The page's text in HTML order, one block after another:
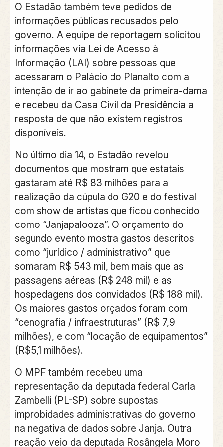
O Estadão também teve pedidos de
informações públicas recusados pelo
governo. A equipe de reportagem solicitou
informações via Lei de Acesso à
Informação (LAI) sobre pessoas que
acessaram o Palácio do Planalto com a
intenção de ir ao gabinete da primeira-dama
e recebeu da Casa Civil da Presidência a
resposta de que não existem registros
disponíveis.
No último dia 14, o Estadão revelou
documentos que mostram que estatais
gastaram até R$ 83 milhões para a
realização da cúpula do G20 e do festival
com show de artistas que ficou conhecido
como “Janjapalooza”. O orçamento do
segundo evento mostra gastos descritos
como “jurídico / administrativo” que
somaram R$ 543 mil, bem mais que as
passagens aéreas (R$ 248 mil) e as
hospedagens dos convidados (R$ 188 mil).
Os maiores gastos orçados foram com
“cenografia / infraestruturas” (R$ 7,9
milhões), e com “locação de equipamentos”
(R$5,1 milhões).
O MPF também recebeu uma
representação da deputada federal Carla
Zambelli (PL-SP) sobre supostas
improbidades administrativas do governo
na negativa de dados sobre Janja. Outra
reação veio da deputada Rosângela Moro